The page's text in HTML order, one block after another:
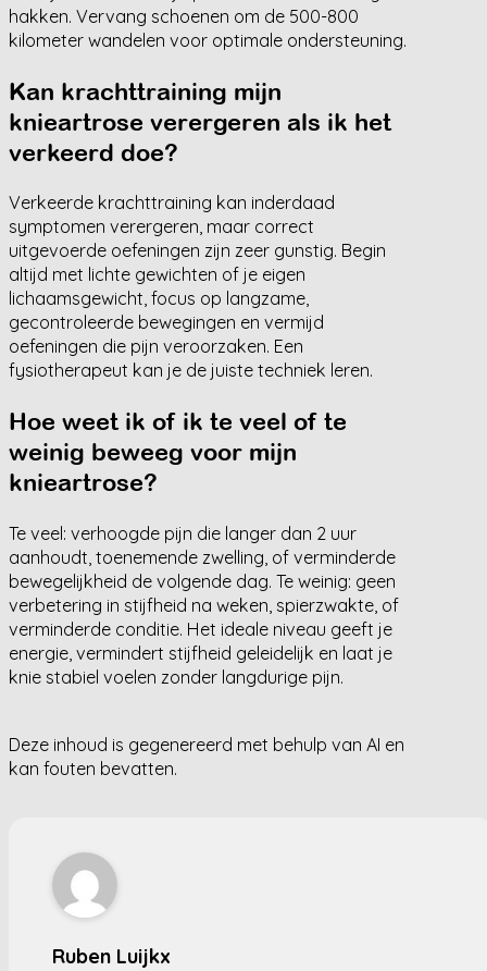
hakken. Vervang schoenen om de 500-800
kilometer wandelen voor optimale ondersteuning.
Kan krachttraining mijn
knieartrose verergeren als ik het
verkeerd doe?
Verkeerde krachttraining kan inderdaad
symptomen verergeren, maar correct
uitgevoerde oefeningen zijn zeer gunstig. Begin
altijd met lichte gewichten of je eigen
lichaamsgewicht, focus op langzame,
gecontroleerde bewegingen en vermijd
oefeningen die pijn veroorzaken. Een
fysiotherapeut kan je de juiste techniek leren.
Hoe weet ik of ik te veel of te
weinig beweeg voor mijn
knieartrose?
Te veel: verhoogde pijn die langer dan 2 uur
aanhoudt, toenemende zwelling, of verminderde
bewegelijkheid de volgende dag. Te weinig: geen
verbetering in stijfheid na weken, spierzwakte, of
verminderde conditie. Het ideale niveau geeft je
energie, vermindert stijfheid geleidelijk en laat je
knie stabiel voelen zonder langdurige pijn.
Deze inhoud is gegenereerd met behulp van AI en
kan fouten bevatten.
Ruben Luijkx